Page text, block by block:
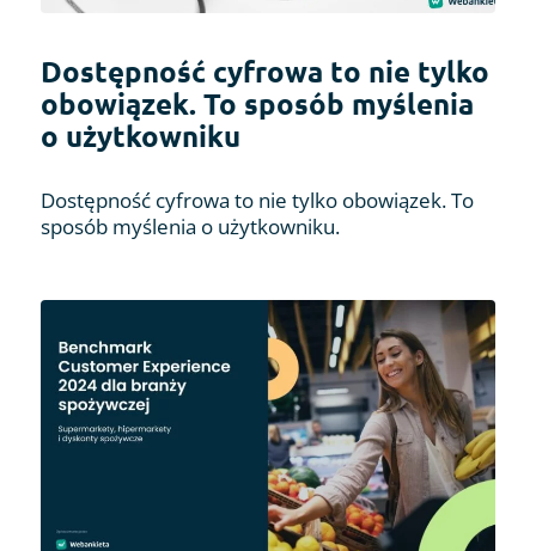
Dostępność cyfrowa to nie tylko
obowiązek. To sposób myślenia
o użytkowniku
Dostępność cyfrowa to nie tylko obowiązek. To
sposób myślenia o użytkowniku.